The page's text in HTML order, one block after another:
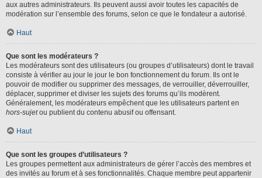
aux autres administrateurs. Ils peuvent aussi avoir toutes les capacités de
modération sur l’ensemble des forums, selon ce que le fondateur a autorisé.
Haut
Que sont les modérateurs ?
Les modérateurs sont des utilisateurs (ou groupes d’utilisateurs) dont le travail
consiste à vérifier au jour le jour le bon fonctionnement du forum. Ils ont le
pouvoir de modifier ou supprimer des messages, de verrouiller, déverrouiller,
déplacer, supprimer et diviser les sujets des forums qu’ils modèrent.
Généralement, les modérateurs empêchent que les utilisateurs partent en
hors-sujetou publient du contenu abusif ou offensant.
Haut
Que sont les groupes d’utilisateurs ?
Les groupes permettent aux administrateurs de gérer l’accès des membres et
des invités au forum et à ses fonctionnalités. Chaque membre peut appartenir